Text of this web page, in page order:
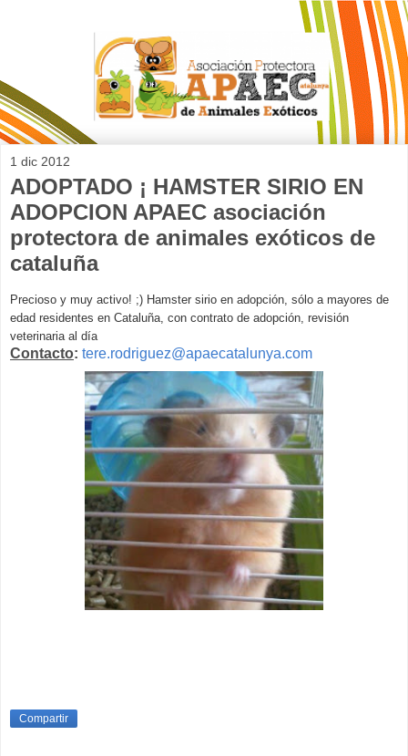
1 dic 2012
ADOPTADO ¡ HAMSTER SIRIO EN
ADOPCION APAEC asociación
protectora de animales exóticos de
cataluña
Precioso y muy activo! ;) Hamster sirio en adopción, sólo a mayores de
edad residentes en Cataluña, con contrato de adopción, revisión
veterinaria al día
Contacto: tere.rodriguez@apaecatalunya.com
Compartir